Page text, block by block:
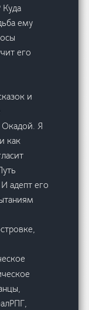
Куда
ему
его
и
Окадой. Я
как
адепт его